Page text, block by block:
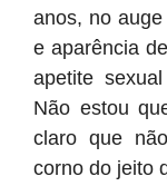
anos, no
e aparência
apetite
Não estou
claro que
corno do jeito